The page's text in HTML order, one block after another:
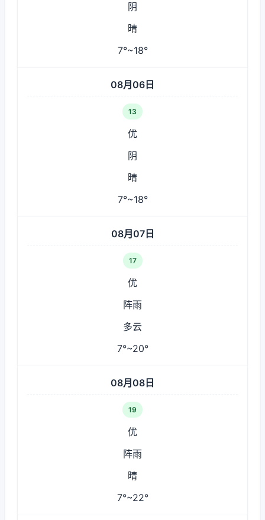
阴
晴
7°~18°
08月06日
13
优
阴
晴
7°~18°
08月07日
17
优
阵雨
多云
7°~20°
08月08日
19
优
阵雨
晴
7°~22°